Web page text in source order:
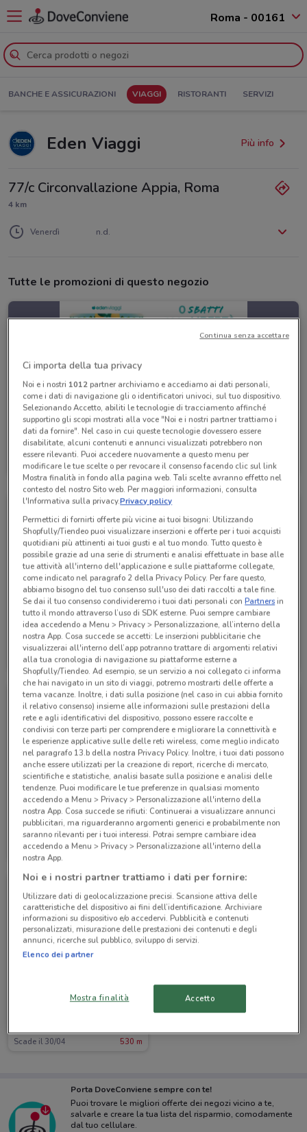
Roma - 00161
BANCHE E ASSICURAZIONI VIAGGI RISTORANTI SERVIZI
Eden Viaggi Più info
77/c Circonvallazione Appia, Roma
4 km
Venerdì n.d.
Tutte le promozioni di questo negozio
Eden Viaggi
Scade il 30/04 530 m
Eden Viaggi
Scade il 30/04 530 m
Eden Viaggi
Scade il 30/04
Eden Viaggi
Scade il 30/04 530 m
Eden Viaggi
Scade il 31/10
Scade il 30/04 530 m
Porta DoveConviene sempre con te!
Puoi trovare le migliori offerte dei negozi vicino a te,
salvarle e creare la tua lista del risparmio, comodamente
dal tuo cellulare.
Ci importa della tua privacy
Noi e i nostri 1012partner archiviamo e accediamo ai dati personali,
come i dati di navigazione gli o identificatori univoci, sul tuo dispositivo.
Selezionando Accetto, abiliti le tecnologie di tracciamento affinché
supportino gli scopi mostrati alla voce "Noi e i nostri partner trattiamo i
dati da fornire". Nel caso in cui queste tecnologie dovessero essere
disabilitate, alcuni contenuti e annunci visualizzati potrebbero non
essere rilevanti. Puoi accedere nuovamente a questo menu per
modificare le tue scelte o per revocare il consenso facendo clic sul link
Mostra finalità in fondo alla pagina web. Tali scelte avranno effetto nel
contesto del nostro Sito web. Per maggiori informazioni, consulta
l'Informativa sulla privacy.Privacy policy
Permettici di fornirti offerte più vicine ai tuoi bisogni: Utilizzando
Shopfully/Tiendeo puoi visualizzare inserzioni e offerte per i tuoi acquisti
quotidiani più attinenti ai tuoi gusti e al tuo mondo. Tutto questo è
possibile grazie ad una serie di strumenti e analisi effettuate in base alle
tue attività all'interno dell'applicazione e sulle piattaforme collegate,
come indicato nel paragrafo 2 della Privacy Policy. Per fare questo,
abbiamo bisogno del tuo consenso sull'uso dei dati raccolti a tale fine.
Se dai il tuo consenso condivideremo i tuoi dati personali conPartnersin
tutto il mondo attraverso l’uso di SDK esterne. Puoi sempre cambiare
idea accedendo a Menu > Privacy > Personalizzazione, all’interno della
nostra App. Cosa succede se accetti: Le inserzioni pubblicitarie che
visualizzerai all'interno dell’app potranno trattare di argomenti relativi
alla tua cronologia di navigazione su piattaforme esterne a
Shopfully/Tiendeo. Ad esempio, se un servizio a noi collegato ci informa
che hai navigato in un sito di viaggi, potremo mostrarti delle offerte a
tema vacanze. Inoltre, i dati sulla posizione (nel caso in cui abbia fornito
il relativo consenso) insieme alle informazioni sulle prestazioni della
rete e agli identificativi del dispositivo, possono essere raccolte e
condivisi con terze parti per comprendere e migliorare la connettività e
le esperienze applicative sulle delle reti wireless, come meglio indicato
nel paragrafo 13.b della nostra Privacy Policy. Inoltre, i tuoi dati possono
anche essere utilizzati per la creazione di report, ricerche di mercato,
scientifiche e statistiche, analisi basate sulla posizione e analisi delle
tendenze. Puoi modificare le tue preferenze in qualsiasi momento
accedendo a Menu > Privacy > Personalizzazione all'interno della
nostra App. Cosa succede se rifiuti: Continuerai a visualizzare annunci
pubblicitari, ma riguarderanno argomenti generici e probabilmente non
saranno rilevanti per i tuoi interessi. Potrai sempre cambiare idea
accedendo a Menu > Privacy > Personalizzazione all'interno della
nostra App.
Noi e i nostri partner trattiamo i dati per fornire:
Utilizzare dati di geolocalizzazione precisi. Scansione attiva delle
caratteristiche del dispositivo ai fini dell’identificazione. Archiviare
informazioni su dispositivo e/o accedervi. Pubblicità e contenuti
personalizzati, misurazione delle prestazioni dei contenuti e degli
annunci, ricerche sul pubblico, sviluppo di servizi.
Elenco dei partner
Mostra finalità Accetto
Continua senza accettare